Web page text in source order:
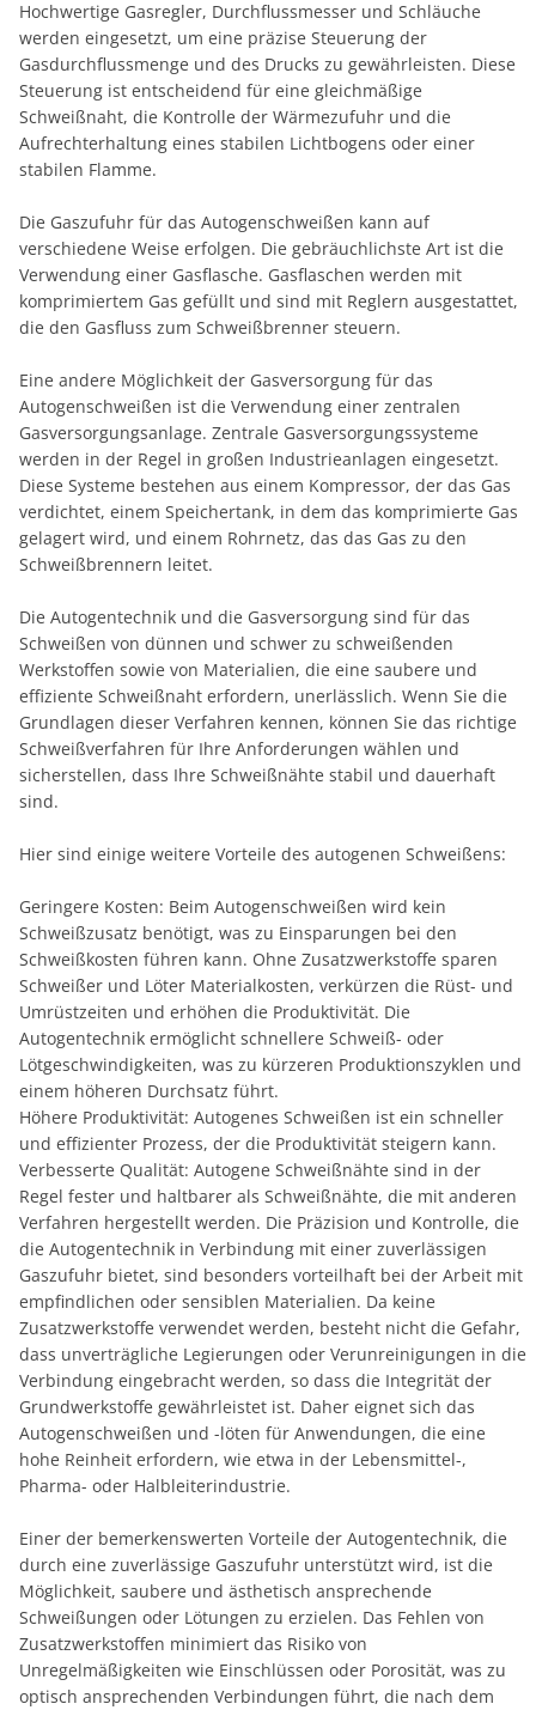
Hochwertige Gasregler, Durchflussmesser und Schläuche
werden eingesetzt, um eine präzise Steuerung der
Gasdurchflussmenge und des Drucks zu gewährleisten. Diese
Steuerung ist entscheidend für eine gleichmäßige
Schweißnaht, die Kontrolle der Wärmezufuhr und die
Aufrechterhaltung eines stabilen Lichtbogens oder einer
stabilen Flamme.
Die Gaszufuhr für das Autogenschweißen kann auf
verschiedene Weise erfolgen. Die gebräuchlichste Art ist die
Verwendung einer Gasflasche. Gasflaschen werden mit
komprimiertem Gas gefüllt und sind mit Reglern ausgestattet,
die den Gasfluss zum Schweißbrenner steuern.
Eine andere Möglichkeit der Gasversorgung für das
Autogenschweißen ist die Verwendung einer zentralen
Gasversorgungsanlage. Zentrale Gasversorgungssysteme
werden in der Regel in großen Industrieanlagen eingesetzt.
Diese Systeme bestehen aus einem Kompressor, der das Gas
verdichtet, einem Speichertank, in dem das komprimierte Gas
gelagert wird, und einem Rohrnetz, das das Gas zu den
Schweißbrennern leitet.
Die Autogentechnik und die Gasversorgung sind für das
Schweißen von dünnen und schwer zu schweißenden
Werkstoffen sowie von Materialien, die eine saubere und
effiziente Schweißnaht erfordern, unerlässlich. Wenn Sie die
Grundlagen dieser Verfahren kennen, können Sie das richtige
Schweißverfahren für Ihre Anforderungen wählen und
sicherstellen, dass Ihre Schweißnähte stabil und dauerhaft
sind.
Hier sind einige weitere Vorteile des autogenen Schweißens:
Geringere Kosten: Beim Autogenschweißen wird kein
Schweißzusatz benötigt, was zu Einsparungen bei den
Schweißkosten führen kann. Ohne Zusatzwerkstoffe sparen
Schweißer und Löter Materialkosten, verkürzen die Rüst- und
Umrüstzeiten und erhöhen die Produktivität. Die
Autogentechnik ermöglicht schnellere Schweiß- oder
Lötgeschwindigkeiten, was zu kürzeren Produktionszyklen und
einem höheren Durchsatz führt.
Höhere Produktivität: Autogenes Schweißen ist ein schneller
und effizienter Prozess, der die Produktivität steigern kann.
Verbesserte Qualität: Autogene Schweißnähte sind in der
Regel fester und haltbarer als Schweißnähte, die mit anderen
Verfahren hergestellt werden. Die Präzision und Kontrolle, die
die Autogentechnik in Verbindung mit einer zuverlässigen
Gaszufuhr bietet, sind besonders vorteilhaft bei der Arbeit mit
empfindlichen oder sensiblen Materialien. Da keine
Zusatzwerkstoffe verwendet werden, besteht nicht die Gefahr,
dass unverträgliche Legierungen oder Verunreinigungen in die
Verbindung eingebracht werden, so dass die Integrität der
Grundwerkstoffe gewährleistet ist. Daher eignet sich das
Autogenschweißen und -löten für Anwendungen, die eine
hohe Reinheit erfordern, wie etwa in der Lebensmittel-,
Pharma- oder Halbleiterindustrie.
Einer der bemerkenswerten Vorteile der Autogentechnik, die
durch eine zuverlässige Gaszufuhr unterstützt wird, ist die
Möglichkeit, saubere und ästhetisch ansprechende
Schweißungen oder Lötungen zu erzielen. Das Fehlen von
Zusatzwerkstoffen minimiert das Risiko von
Unregelmäßigkeiten wie Einschlüssen oder Porosität, was zu
optisch ansprechenden Verbindungen führt, die nach dem